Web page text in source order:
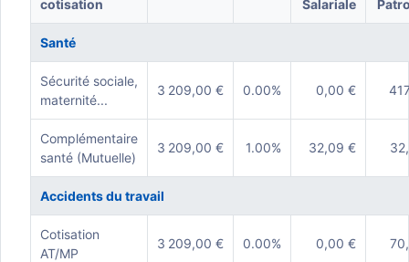
cotisation Salariale
Santé
Sécurité sociale,
maternité...
3 209,00 € 0.00% 0,00 €
Complémentaire
santé (Mutuelle)
3 209,00 € 1.00% 32,09 €
Accidents du travail
Cotisation
AT/MP
3 209,00 € 0.00% 0,00 €